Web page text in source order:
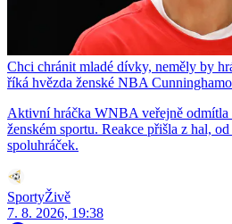
Chci chránit mladé dívky, neměly by
říká hvězda ženské NBA
Aktivní hráčka WNBA veřejně odmítla
ženském sportu. Reakce přišla z hal,
spoluhráček.
SportyŽivě
7. 8. 2026, 19:38